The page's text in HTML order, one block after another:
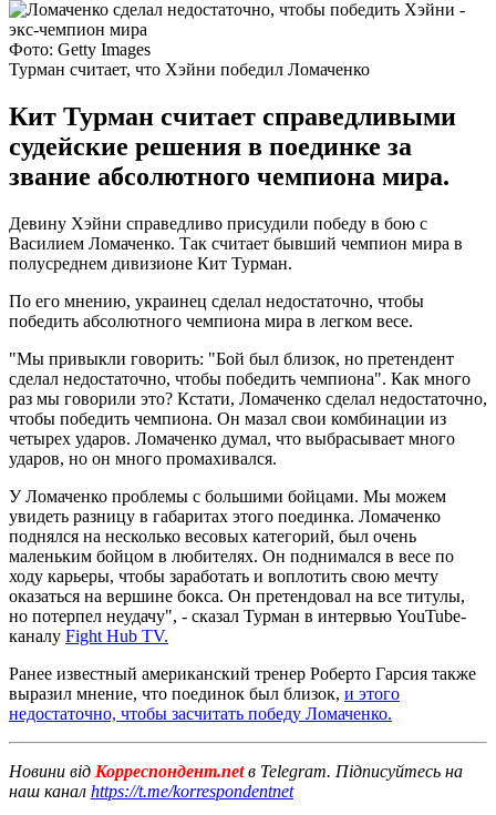
Фото: Getty Images
Турман считает, что Хэйни победил Ломаченко
Кит Турман считает справедливыми
судейские решения в поединке за
звание абсолютного чемпиона мира.
Девину Хэйни справедливо присудили победу в бою с
Василием Ломаченко. Так считает бывший чемпион мира в
полусреднем дивизионе Кит Турман.
По его мнению, украинец сделал недостаточно, чтобы
победить абсолютного чемпиона мира в легком весе.
"Мы привыкли говорить: "Бой был близок, но претендент
сделал недостаточно, чтобы победить чемпиона". Как много
раз мы говорили это? Кстати, Ломаченко сделал недостаточно,
чтобы победить чемпиона. Он мазал свои комбинации из
четырех ударов. Ломаченко думал, что выбрасывает много
ударов, но он много промахивался.
У Ломаченко проблемы с большими бойцами. Мы можем
увидеть разницу в габаритах этого поединка. Ломаченко
поднялся на несколько весовых категорий, был очень
маленьким бойцом в любителях. Он поднимался в весе по
ходу карьеры, чтобы заработать и воплотить свою мечту
оказаться на вершине бокса. Он претендовал на все титулы,
но потерпел неудачу", - сказал Турман в интервью YouTube-
каналу Fight Hub TV.
Ранее известный американский тренер Роберто Гарсия также
выразил мнение, что поединок был близок, и этого
недостаточно, чтобы засчитать победу Ломаченко.
Новини від Корреспондент.netв Telegram. Підписуйтесь на
наш канал https://t.me/korrespondentnet